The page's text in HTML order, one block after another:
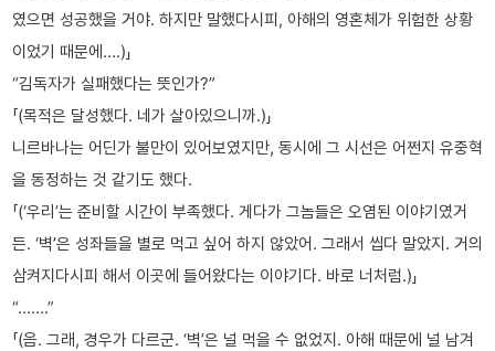
였으면 성공했을 거야. 하지만 말했다시피, 아해의 영혼체가 위험한 상황
이었기 때문에….)」
“김독자가 실패했다는 뜻인가?”
「(목적은 달성했다. 네가 살아있으니까.)」
니르바나는 어딘가 불만이 있어보였지만, 동시에 그 시선은 어쩐지 유중혁
을 동정하는 것 같기도 했다.
「(‘우리’는 준비할 시간이 부족했다. 게다가 그놈들은 오염된 이야기였거
든. ‘벽’은 성좌들을 별로 먹고 싶어 하지 않았어. 그래서 씹다 말았지. 거의
삼켜지다시피 해서 이곳에 들어왔다는 이야기다. 바로 너처럼.)」
“…….”
「(음. 그래, 경우가 다르군. ‘벽’은 널 먹을 수 없었지. 아해 때문에 널 남겨